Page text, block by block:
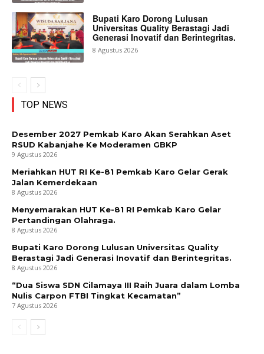
Bupati Karo Dorong Lulusan
Universitas Quality Berastagi Jadi
Generasi Inovatif dan Berintegritas.
8 Agustus 2026
TOP NEWS
Desember 2027 Pemkab Karo Akan Serahkan Aset
RSUD Kabanjahe Ke Moderamen GBKP
9 Agustus 2026
Meriahkan HUT RI Ke-81 Pemkab Karo Gelar Gerak
Jalan Kemerdekaan
8 Agustus 2026
Menyemarakan HUT Ke-81 RI Pemkab Karo Gelar
Pertandingan Olahraga.
8 Agustus 2026
Bupati Karo Dorong Lulusan Universitas Quality
Berastagi Jadi Generasi Inovatif dan Berintegritas.
8 Agustus 2026
“Dua Siswa SDN Cilamaya III Raih Juara dalam Lomba
Nulis Carpon FTBI Tingkat Kecamatan”
7 Agustus 2026